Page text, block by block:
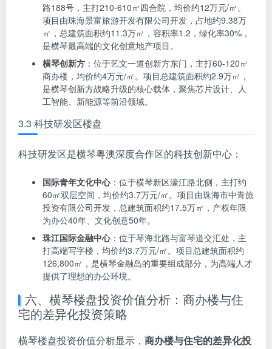
横琴华发金融城·横琴玺：位于琴海东路685号，主打79-
255㎡住宅，均价约5万元/㎡。项目总建筑面积约131万
㎡，包含约21万㎡70年产权住宅，是横琴核心区域的高
端住宅项目。
3.2 文化创意区楼盘
文化创意区是横琴粤澳深度合作区的文化创意产业聚集
地：
香洲埠文化院街 ：位于横琴新区文化创意产业区块仁山
路188号，主打210-610㎡四合院，均价约12万元/㎡。
㎡，总建筑面积约11.3万㎡，容积率1.2，绿化率30%，
是横琴最高端的文化创意地产项目。
横琴创新方：位于艺文一道创新方东门，主打60-120㎡
商办楼，均价约4万元/㎡。项目总建筑面积约2.9万㎡，
是横琴创新方战略升级的核心载体，聚焦芯片设计、人
工智能、新能源等前沿领域。
3.3 科技研发区楼盘
科技研发区是横琴粤澳深度合作区的科技创新中心：
国际青年文化中心：位于横琴新区濠江路北侧，主打约